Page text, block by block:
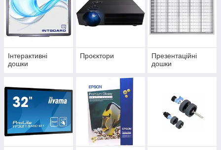
Інтерактивні
дошки
Проєктори
Презентаційні
дошки